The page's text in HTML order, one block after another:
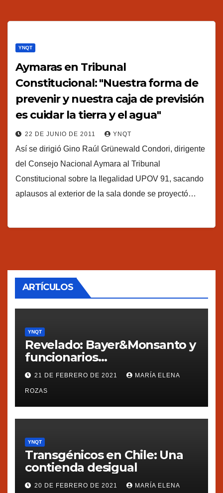
YNQT
Aymaras en Tribunal
Constitucional: "Nuestra forma de
prevenir y nuestra caja de previsión
es cuidar la tierra y el agua"
22 DE JUNIO DE 2011 YNQT
Así se dirigió Gino Raúl Grünewald Condori, dirigente
del Consejo Nacional Aymara al Tribunal
Constitucional sobre la Ilegalidad UPOV 91, sacando
aplausos al exterior de la sala donde se proyectó…
ARTÍCULOS
YNQT
Revelado: Bayer&Monsanto y
funcionarios
estadounidenses
presionaron a México
21 DE FEBRERO DE 2021 MARÍA ELENA
ROZAS
YNQT
Transgénicos en Chile: Una
contienda desigual
20 DE FEBRERO DE 2021 MARÍA ELENA